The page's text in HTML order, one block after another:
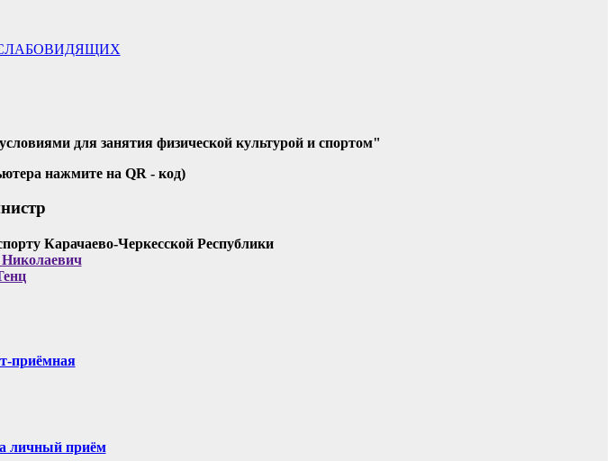
для занятия физической культурой и спортом"
нажмите на QR - код)
приёмная
личный приём